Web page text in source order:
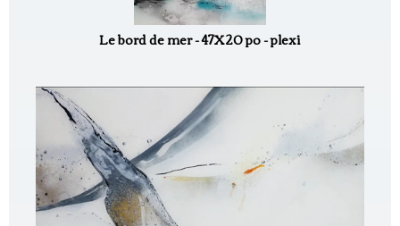
Le bord de mer - 47X20 po - plexi